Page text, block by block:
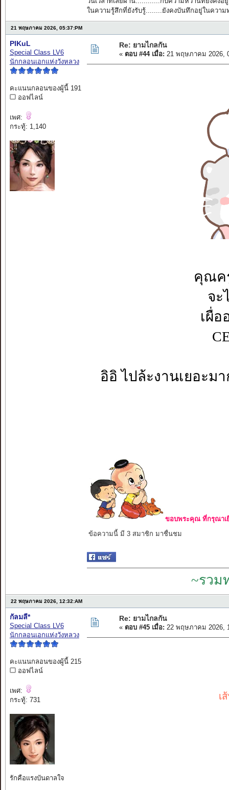
ในความรู้สึกที่ยังรับรู้........ยังคงบันทึกอยู่ในความ
21 พฤษภาคม 2026, 05:37:PM
PIKuL
Special Class LV6
นักกลอนเอกแห่งวังหลวง
คะแนนกลอนของผู้นี้ 191
ออฟไลน์
เพศ:
กระทู้: 1,140
Re: ยามไกลกัน
« ตอบ #44 เมื่อ: 21 พฤษภาคม 2026,
คุณค
จะ
เผื่
อิอิ ไปล้ะงานเยอะม
ขอบพระคุณ ที่กรุณาเ
ข้อความนี้ มี 3 สมาชิก มาชื่นชม
~รวม
22 พฤษภาคม 2026, 12:32:AM
กัลมลี*
Special Class LV6
นักกลอนเอกแห่งวังหลวง
คะแนนกลอนของผู้นี้ 215
ออฟไลน์
เพศ:
กระทู้: 731
รักคือแรงบันดาลใจ
Re: ยามไกลกัน
« ตอบ #45 เมื่อ: 22 พฤษภาคม 2026,
เ